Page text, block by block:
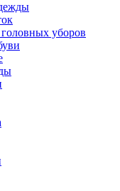
уборов